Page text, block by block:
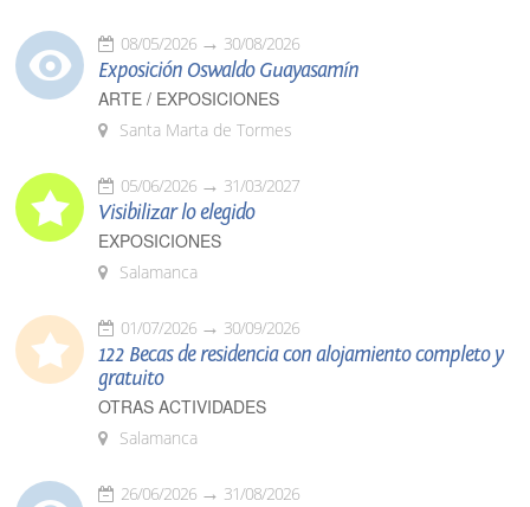
08/05/2026 30/08/2026
Exposición Oswaldo Guayasamín
ARTE / EXPOSICIONES
Santa Marta de Tormes
05/06/2026 31/03/2027
Visibilizar lo elegido
EXPOSICIONES
Salamanca
01/07/2026 30/09/2026
122 Becas de residencia con alojamiento completo y
gratuito
OTRAS ACTIVIDADES
Salamanca
26/06/2026 31/08/2026